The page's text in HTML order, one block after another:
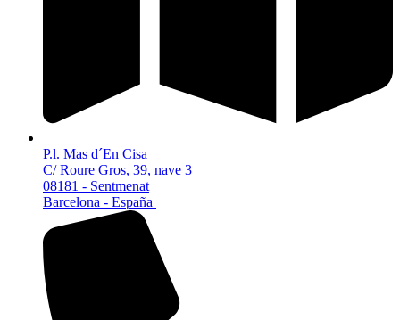
P.l. Mas d´En Cisa
C/ Roure Gros, 39, nave 3
08181 - Sentmenat
Barcelona - España